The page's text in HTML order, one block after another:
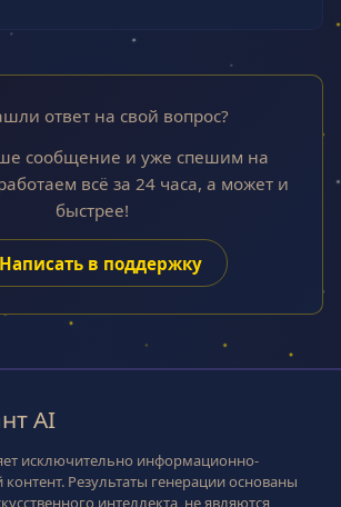
ответ на свой вопрос?
сообщение и уже спешим на
всё за 24 часа, а может и
быстрее!
Написать в поддержку
AI
исключительно информационно-
Результаты генерации основаны
интеллекта, не являются